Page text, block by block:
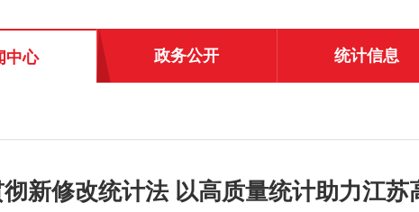
中心 政务公开 统计信息
新修改统计法 以高质量统计助力江苏